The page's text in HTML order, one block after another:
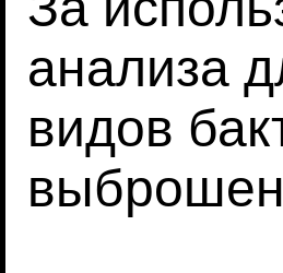
анализа
видов